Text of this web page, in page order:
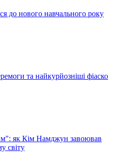
до нового навчального року
та найкурйозніші фіаско
як Кім Намджун завоював
світу